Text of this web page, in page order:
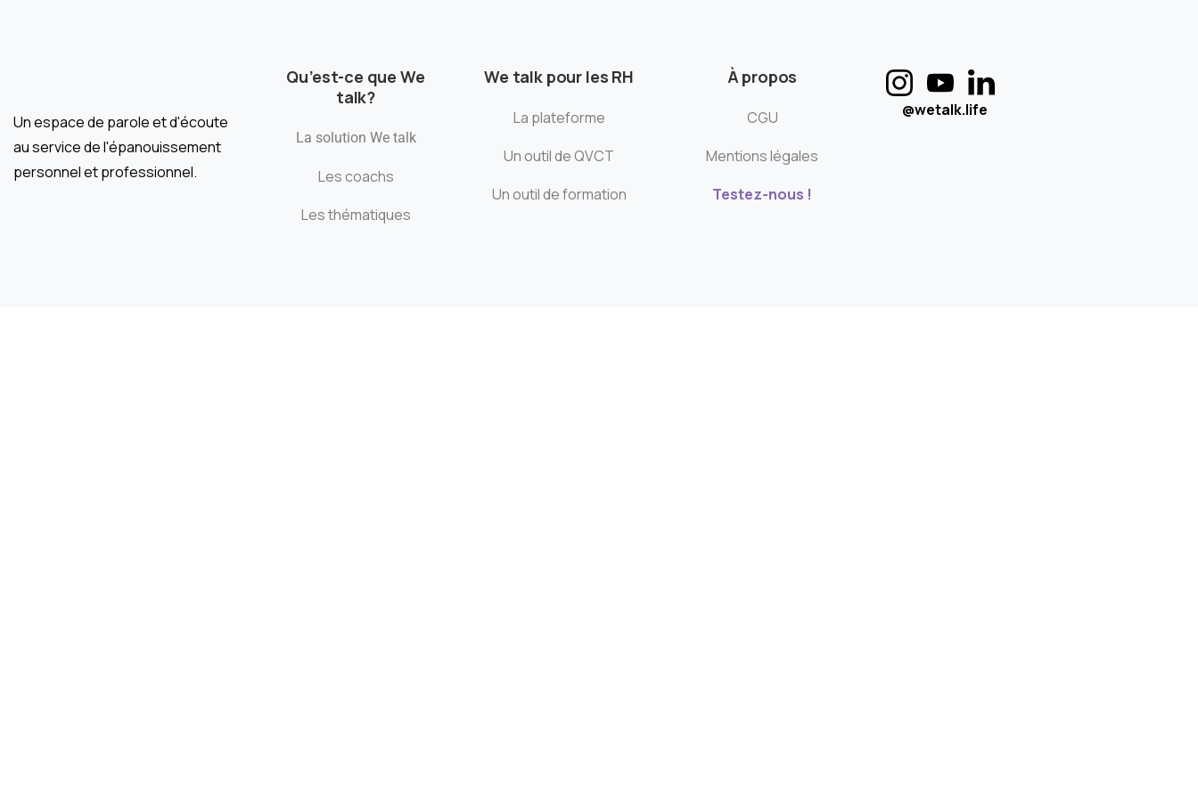
Un espace de parole et d'écoute
au service de l'épanouissement
personnel et professionnel.
Qu’est-ce que We
talk?
La solution We talk
Les coachs
Les thématiques
We talk pour les RH
La plateforme
Un outil de QVCT
Un outil de formation
À propos
CGU
Mentions légales
Testez-nous !
@wetalk.life